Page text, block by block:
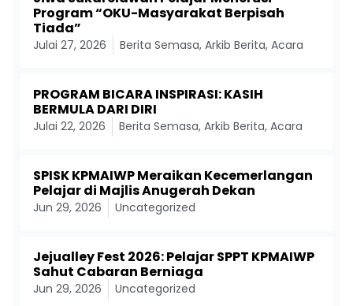
Program “OKU-Masyarakat Berpisah
Tiada”
Julai 27, 2026 Berita Semasa, Arkib Berita, Acara
PROGRAM BICARA INSPIRASI: KASIH
BERMULA DARI DIRI
Julai 22, 2026 Berita Semasa, Arkib Berita, Acara
SPISK KPMAIWP Meraikan Kecemerlangan
Pelajar di Majlis Anugerah Dekan
Jun 29, 2026 Uncategorized
Jejualley Fest 2026: Pelajar SPPT KPMAIWP
Sahut Cabaran Berniaga
Jun 29, 2026 Uncategorized